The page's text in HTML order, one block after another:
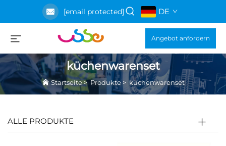
[email protected] DE
Angebot anfordern
küchenwarenset
Startseite>Produkte>küchenwarenset
ALLE PRODUKTE